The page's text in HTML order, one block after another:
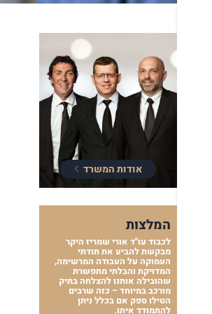
אודות המשרד
המלצות
לכבוד עו"ד אורי שמריז היקר
מבקשת להביע את תודתי
העמוקה על העבודה המרשימה,
המדויקת והבלתי מתפשרת
שהובילה אותנו להצלחה בתיק
מורכב במיוחד – כזה שרבים
הטילו ספק אם בכלל ניתן
להתמודד איתו.